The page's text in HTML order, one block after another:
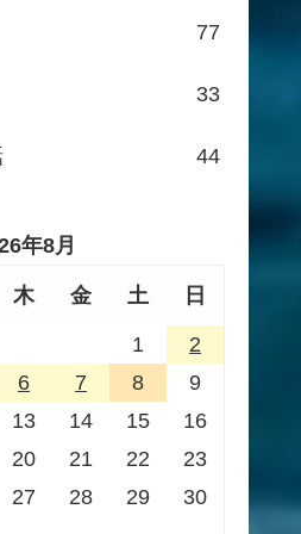
77
33
44
年8月
木 金 土 日
1
2
6 7 8
9
13 14 15
16
20 21 22
23
27 28 29
30